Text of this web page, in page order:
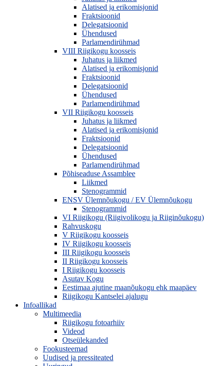
Alatised ja erikomisjonid
Fraktsioonid
Delegatsioonid
Ühendused
Parlamendirühmad
VIII Riigikogu koosseis
Juhatus ja liikmed
Alatised ja erikomisjonid
Fraktsioonid
Delegatsioonid
Ühendused
Parlamendirühmad
VII Riigikogu koosseis
Juhatus ja liikmed
Alatised ja erikomisjonid
Fraktsioonid
Delegatsioonid
Ühendused
Parlamendirühmad
Põhiseaduse Assamblee
Liikmed
Stenogrammid
ENSV Ülemnõukogu / EV Ülemnõukogu
Stenogrammid
VI Riigikogu (Riigivolikogu ja Riiginõukogu)
Rahvuskogu
V Riigikogu koosseis
IV Riigikogu koosseis
III Riigikogu koosseis
II Riigikogu koosseis
I Riigikogu koosseis
Asutav Kogu
Eestimaa ajutine maanõukogu ehk maapäev
Riigikogu Kantselei ajalugu
Infoallikad
Multimeedia
Riigikogu fotoarhiiv
Videod
Otseülekanded
Fookusteemad
Uudised ja pressiteated